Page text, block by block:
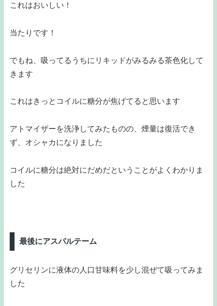
これはおいしい！
当たりです！
でもね、吸ってるうちにリキッドがみるみる茶色化して
きます
これはきっとコイルに糖分が焦げてると思います
アトマイザーを洗浄してみたものの、煙量は復活でき
ず、オシャカになりました
コイルに糖分は絶対にだめだということがよくわかりま
した
最後にアスパルテーム
グリセリンに液体の人口甘味料を少し混ぜて吸ってみま
した